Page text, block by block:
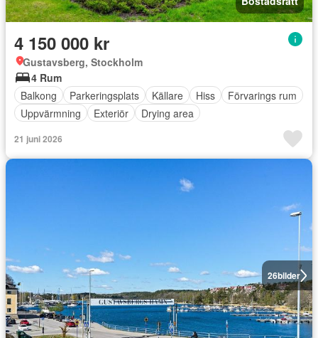
4 150 000 kr
Gustavsberg, Stockholm
4 Rum
Balkong
Parkeringsplats Källare Hiss
Förvarings rum
Uppvärmning
Exteriör Drying area
21 juni 2026
26bilder